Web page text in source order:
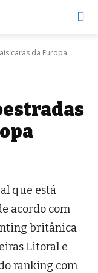
caras da Europa
que está
acordo com
britânica
Litoral e
ranking com